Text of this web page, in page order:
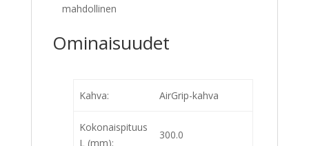
mahdollinen
Ominaisuudet
Kahva: AirGrip-kahva
Kokonaispituus
L (mm):
300.0